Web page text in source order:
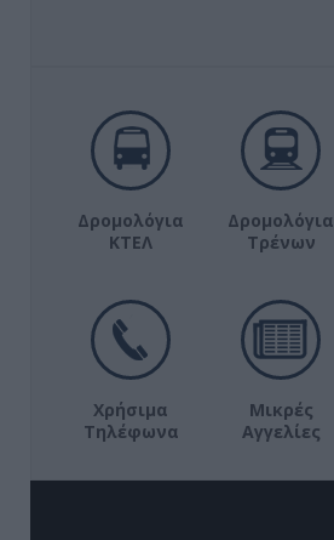
Δρομολόγια
ΚΤΕΛ
Δρομολόγια
Τρένων
Χρήσιμα
Τηλέφωνα
Μικρές
Αγγελίες